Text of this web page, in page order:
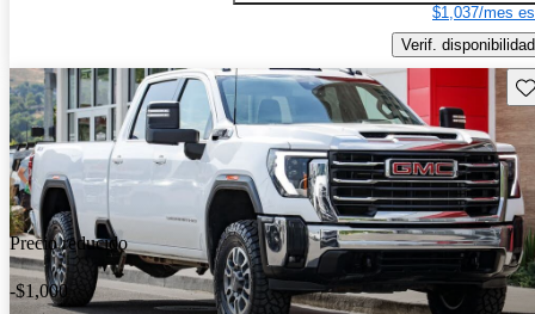
$1,037/mes
Verif. disponibilidad
Precio reducido
-$1,000